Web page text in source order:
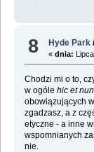
8 Hyde Park
«dnia:
Chodzi mi o to,
w ogóle hic et
obowiązujących
zgadzasz, a z
etyczne - a inne
wspomnianych
nie.